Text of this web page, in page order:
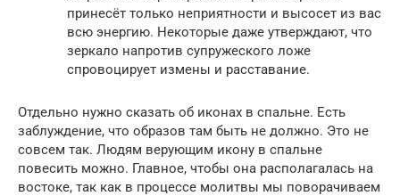
принесёт только неприятности и высосет из вас
всю энергию. Некоторые даже утверждают, что
зеркало напротив супружеского ложе
спровоцирует измены и расставание.
Отдельно нужно сказать об иконах в спальне. Есть
заблуждение, что образов там быть не должно. Это не
совсем так. Людям верующим икону в спальне
повесить можно. Главное, чтобы она располагалась на
востоке, так как в процессе молитвы мы поворачиваем